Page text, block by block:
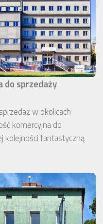
do sprzedaży
w okolicach
komercyjna do
kolejności fantastyczną